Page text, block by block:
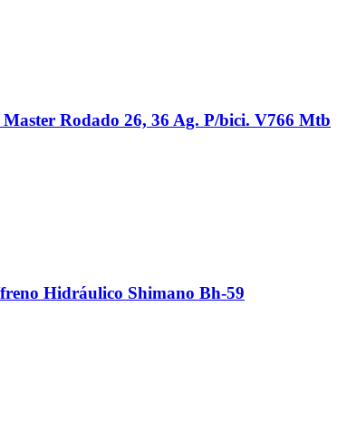
Rodado 26, 36 Ag. P/bici. V766 Mtb
Hidráulico Shimano Bh-59